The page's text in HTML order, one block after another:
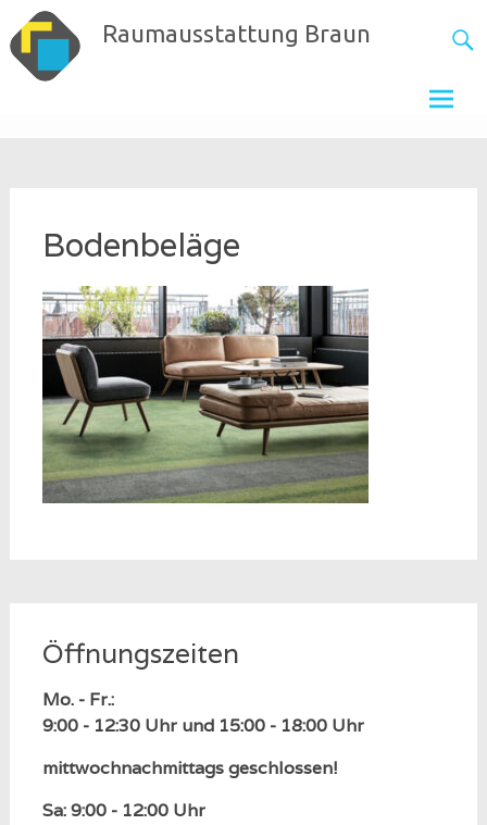
Skip
to
content
Raumausstattung Braun
Bodenbeläge
Öffnungszeiten
Mo. - Fr.:
9:00 - 12:30 Uhr und 15:00 - 18:00 Uhr
mittwochnachmittags geschlossen!
Sa: 9:00 - 12:00 Uhr